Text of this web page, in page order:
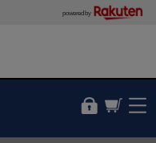
powered by